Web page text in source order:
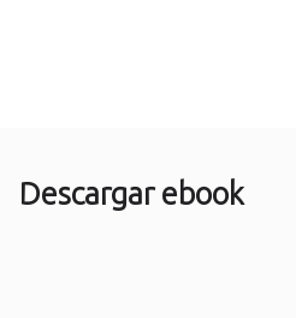
Descargar ebook